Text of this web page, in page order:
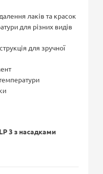
лаків та красок
для різних видів
для зручної
3 з насадками